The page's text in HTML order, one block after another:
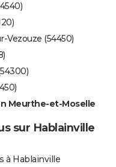
Vezouze (54450)
Meurthe-et-Moselle
sur Hablainville
à Hablainville